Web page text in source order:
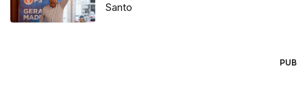
Santo
PUB